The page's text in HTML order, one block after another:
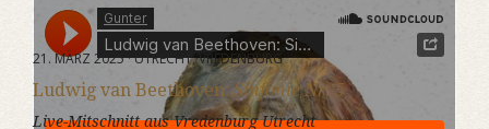
21. MÄRZ 2025 · UTRECHT, VREDENBURG
Ludwig van Beethoven: Sinfonie Nr. 5
Live-Mitschnitt aus Vredenburg Utrecht